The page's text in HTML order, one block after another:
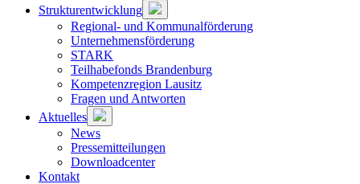
Strukturentwicklung
Untermenü
öffnen
Regional- und Kommunalförderung
Unternehmensförderung
STARK
Teilhabefonds Brandenburg
Kompetenzregion Lausitz
Fragen und Antworten
Aktuelles
Untermenü
öffnen
News
Pressemitteilungen
Downloadcenter
Kontakt